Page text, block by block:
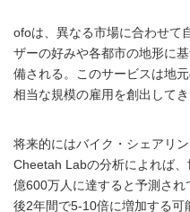
ofoは、異なる市場に合わせて
ザーの好みや各都市の地形に
備される。このサービスは地
相当な規模の雇用を創出してき
将来的にはバイク・シェアリ
Cheetah Labの分析によれば
億600万人に達すると予測さ
後2年間で5-10倍に増加する可